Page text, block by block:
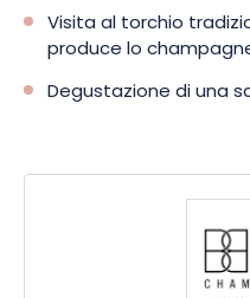
Visita al torchio
produce lo
Degustazione di una